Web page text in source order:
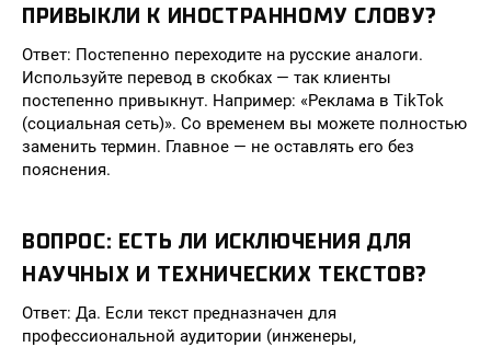
ПРИВЫКЛИ К ИНОСТРАННОМУ СЛОВУ?
Ответ: Постепенно переходите на русские аналоги.
Используйте перевод в скобках — так клиенты
постепенно привыкнут. Например: «Реклама в TikTok
(социальная сеть)». Со временем вы можете полностью
заменить термин. Главное — не оставлять его без
пояснения.
ВОПРОС: ЕСТЬ ЛИ ИСКЛЮЧЕНИЯ ДЛЯ
НАУЧНЫХ И ТЕХНИЧЕСКИХ ТЕКСТОВ?
Ответ: Да. Если текст предназначен для
профессиональной аудитории (инженеры,